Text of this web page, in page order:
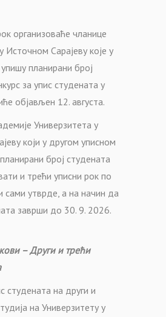
организоваће чланице
Источном Сарајеву које у
планирани број
за упис студената у
објављен 12. августа.
Универзитета у
који у другом уписном
број студената
и трећи уписни рок по
сами утврде, а на начин да
заврши до 30. 9. 2026.
– Други и трећи
студената на други и
на Универзитету у